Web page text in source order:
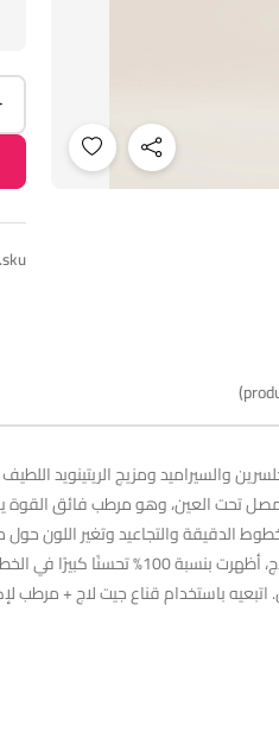
والسيراميد ومزيج الريتينويد
تحت العين، وهو مرطب فائق القوة
الدقيقة والتجاعيد وتغير اللون
سريرية أجريت على 31 مشاركًا
باستخدام قناع جيت لاج + مرطب